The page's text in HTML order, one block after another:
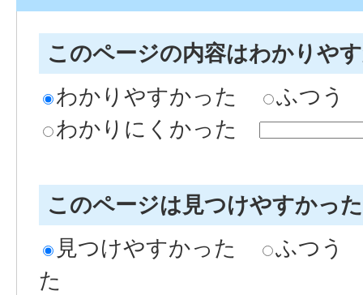
このページの内容はわかりや
わかりやすかった
ふつう
わかりにくかった
このページは見つけやすかっ
見つけやすかった
ふつう
た